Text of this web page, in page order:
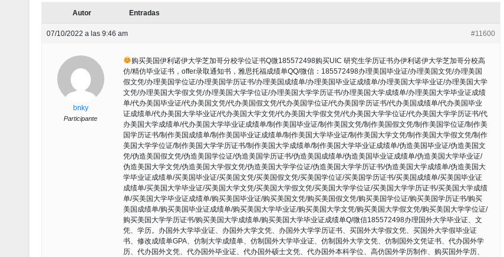
Autor Entradas
07/10/2022 a las 9:46 am #11600
bnky
Participante
购买美国伊利诺伊大学芝加哥分校学位证书Q微185572498购买UIC 研究生学历证书办伊利诺伊大学芝加哥分校高
仿/精仿毕业证书，offer录取通知书，雅思托福成绩单QQ/微信：185572498办理美国毕业证/办理美国文凭/办理美国
假文凭/办理美国学位证/办理美国学历证书/办理美国成绩单/办理美国毕业证成绩单/办理美国大学毕业证/办理美国大学
文凭/办理美国大学假文凭/办理美国大学学位证/办理美国大学学历证书/办理美国大学成绩单/办理美国大学毕业证成绩
单/代办美国毕业证/代办美国文凭/代办美国假文凭/代办美国学位证/代办美国学历证书/代办美国成绩单/代办美国毕业
证成绩单/代办美国大学毕业证/代办美国大学文凭/代办美国大学假文凭/代办美国大学学位证/代办美国大学学历证书/代
办美国大学成绩单/代办美国大学毕业证成绩单/制作美国毕业证/制作美国文凭/制作美国假文凭/制作美国学位证/制作美
国学历证书/制作美国成绩单/制作美国毕业证成绩单/制作美国大学毕业证/制作美国大学文凭/制作美国大学假文凭/制作
美国大学学位证/制作美国大学学历证书/制作美国大学成绩单/制作美国大学毕业证成绩单/伪造美国毕业证/伪造美国文
凭/伪造美国假文凭/伪造美国学位证/伪造美国学历证书/伪造美国成绩单/伪造美国毕业证成绩单/伪造美国大学毕业证/
伪造美国大学文凭/伪造美国大学假文凭/伪造美国大学学位证/伪造美国大学学历证书/伪造美国大学成绩单/伪造美国大
学毕业证成绩单/买美国毕业证/买美国文凭/买美国假文凭/买美国学位证/买美国学历证书/买美国成绩单/买美国毕业证
成绩单/买美国大学毕业证/买美国大学文凭/买美国大学假文凭/买美国大学学位证/买美国大学学历证书/买美国大学成绩
单/买美国大学毕业证成绩单/购买美国毕业证/购买美国文凭/购买美国假文凭/购买美国学位证/购买美国学历证书/购买
美国成绩单/购买美国毕业证成绩单/购买美国大学毕业证/购买美国大学文凭/购买美国大学假文凭/购买美国大学学位证/
购买美国大学学历证书/购买美国大学成绩单/购买美国大学毕业证成绩单Q/微信185572498办理国外大学毕业证、文
凭、学历。办国外大学毕业证、办国外大学文凭、办国外大学学历证书、买国外大学假文凭、买国外大学假毕业证
书、修改成绩单GPA、仿制大学成绩单、仿制国外大学毕业证、仿制国外大学文凭、仿制国外文凭证书、代办国外学
历、代办国外文凭、代办国外毕业证、代办国外硕士文凭、代办国外本科学位、高仿国外学历制作、购买国外学历、